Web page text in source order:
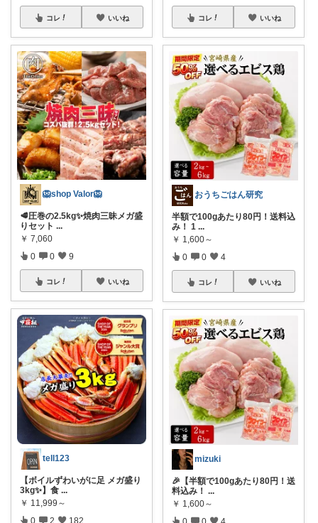
コレ いいね
🦁shop Valor🦁
🥩圧巻の2.5kg✨焼肉三昧メガ盛
りセット ...
￥ 7,060
0 0 9
コレ いいね
tell123
【ボイルずわいがに足 メガ盛り
3kg✨】食 ...
￥ 11,999～
0 2 182
コレ いいね
おうちごはん研究
半額で100gあたり80円！送料込
み！ 1 ...
￥ 1,600～
0 0 4
コレ いいね
mizuki
🎉【半額で100gあたり80円！送
料込み！ ...
￥ 1,600～
0 0 4